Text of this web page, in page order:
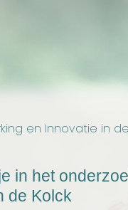
en Innovatie in
in het
de Kolck